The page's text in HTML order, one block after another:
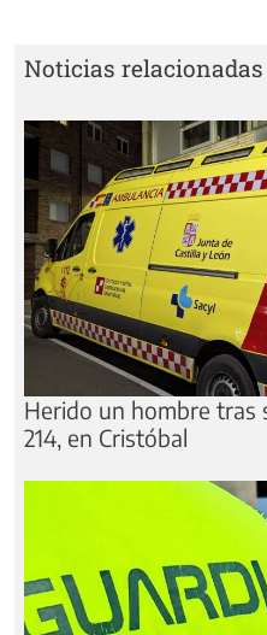
Noticias relacionadas
Herido un hombre tras
214, en Cristóbal